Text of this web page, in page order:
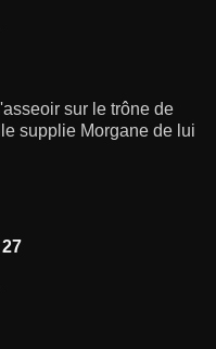
sur le trône de
supplie Morgane de lui